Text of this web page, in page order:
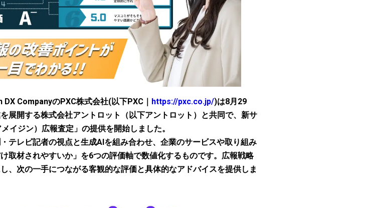
CompanyのPXC株式会社(以下PXC｜ https://pxc.co.jp/)は8月29
展開する株式会社アントロット（以下アントロット）と共同で、新サ
イジン）広報査定」の提供を開始しました。
テレビ記者の視点と生成AIを組み合わせ、企業のサービスや取り組み
取材されやすいか」を6つの評価軸で数値化するものです。広報戦略
、次の一手につながる客観的な評価と具体的なアドバイスを提供しま